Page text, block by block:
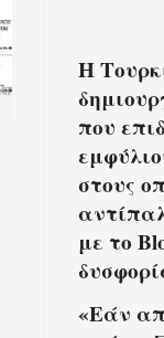
Η
που
στους
με το
«Εάν